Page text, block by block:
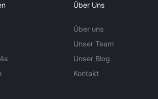
Über Uns
Über uns
Unser Team
Unser Blog
Kontakt